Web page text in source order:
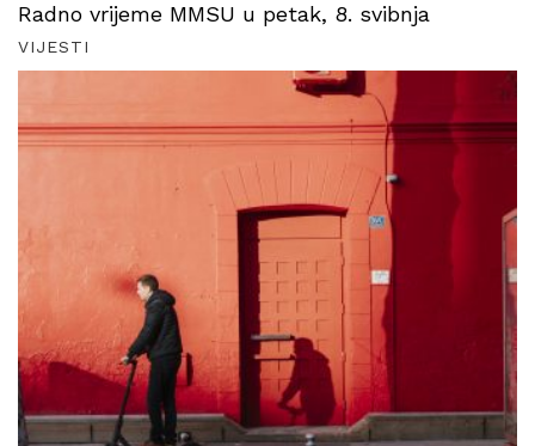
Radno vrijeme MMSU u petak, 8. svibnja
VIJESTI